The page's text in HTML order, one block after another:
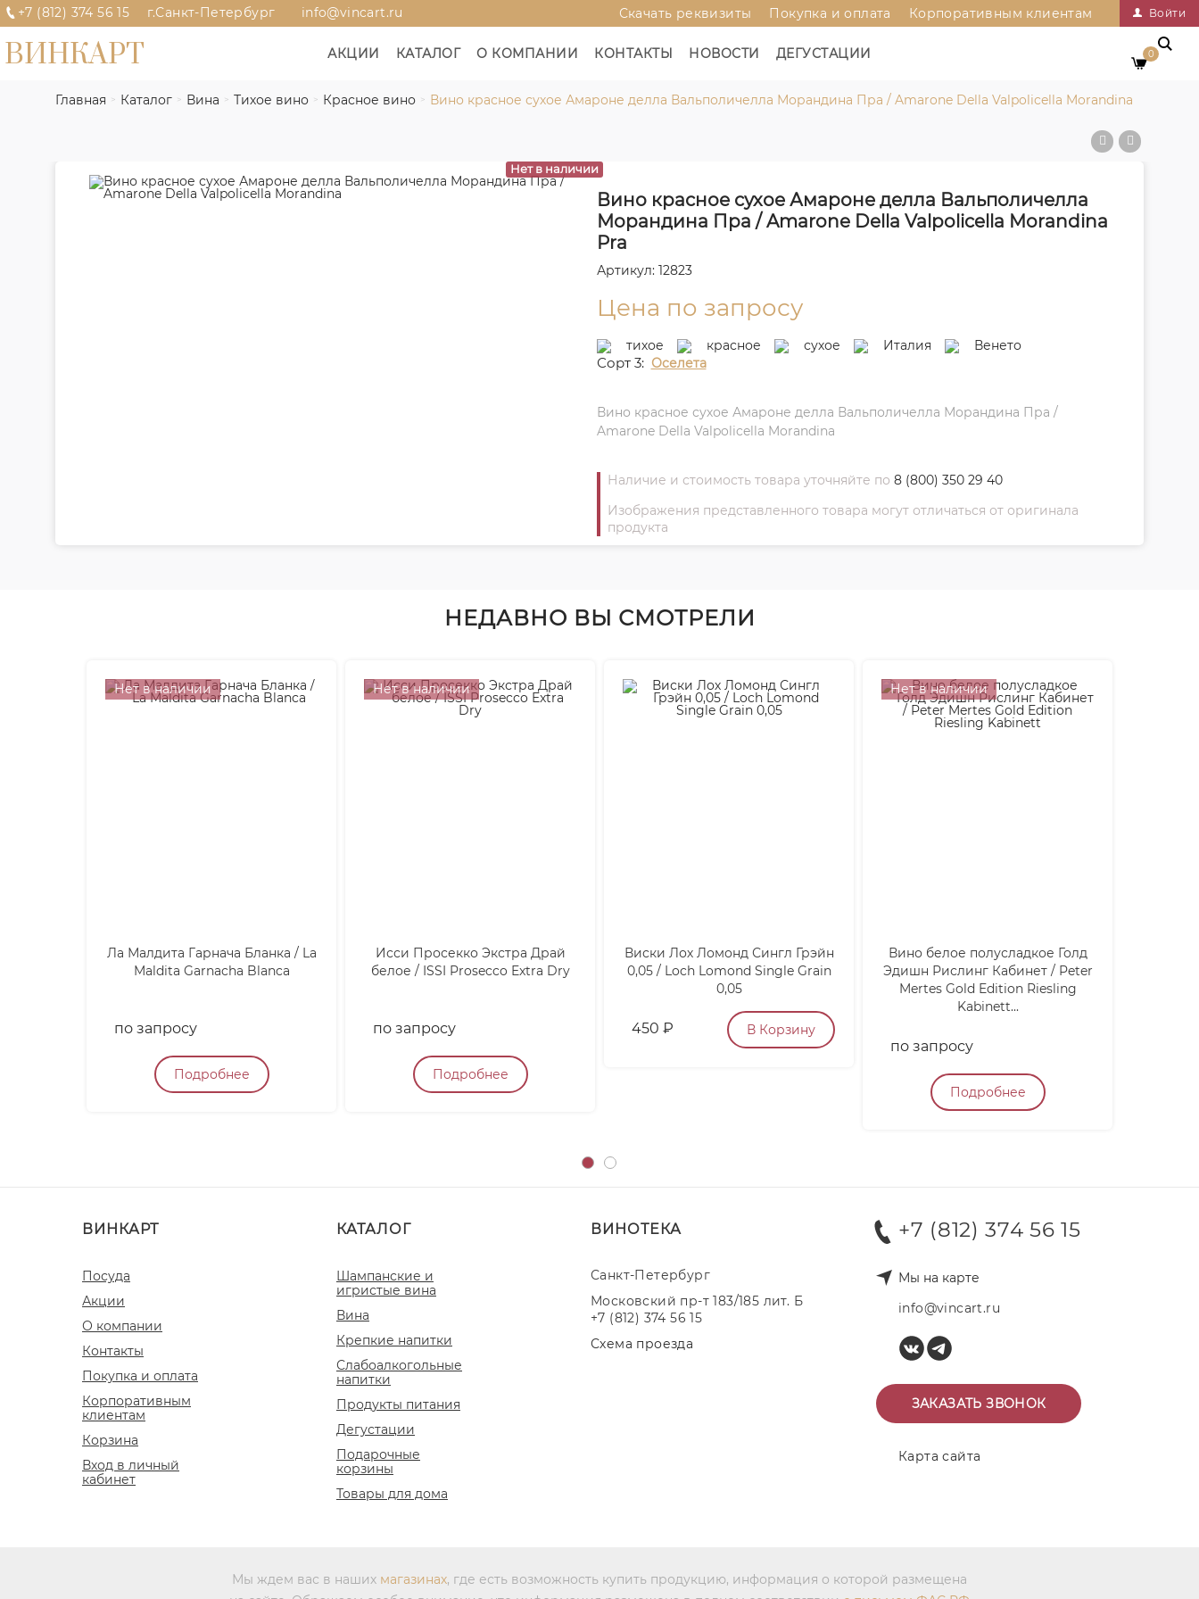
+7 (812) 374 56 15 г.Санкт-Петербург info@vincart.ru Войти
Скачать реквизиты Покупка и оплата Корпоративным клиентам
ВИНКАРТ АКЦИИ КАТАЛОГ О КОМПАНИИ КОНТАКТЫ НОВОСТИ ДЕГУСТАЦИИ 0
Главная Каталог Вина Тихое вино Красное вино Вино красное сухое Амароне делла Вальполичелла Морандина Пра / Amarone Della Valpolicella Morandina
Нет в наличии
Вино красное сухое Амароне делла Вальполичелла
Морандина Пра / Amarone Della Valpolicella Morandina
Pra
Артикул: 12823
Цена по запросу
тихое красное сухое Италия Венето
Сорт 3: Оселета
Вино красное сухое Амароне делла Вальполичелла Морандина Пра /
Amarone Della Valpolicella Morandina
Наличие и стоимость товара уточняйте по 8 (800) 350 29 40
Изображения представленного товара могут отличаться от оригинала
продукта
НЕДАВНО ВЫ СМОТРЕЛИ
Нет в наличии
Ла Малдита Гарнача Бланка / La
Maldita Garnacha Blanca
по запросу
Подробнее
Нет в наличии
Исси Просекко Экстра Драй
белое / ISSI Prosecco Extra Dry
по запросу
Подробнее
Виски Лох Ломонд Сингл Грэйн
0,05 / Loch Lomond Single Grain
0,05
450 ₽ В Корзину
Нет в наличии
Вино белое полусладкое Голд
Эдишн Рислинг Кабинет / Peter
Mertes Gold Edition Riesling
Kabinett...
по запросу
Подробнее
ВИНКАРТ
Посуда
Акции
О компании
Контакты
Покупка и оплата
Корпоративным
клиентам
Корзина
Вход в личный
кабинет
КАТАЛОГ
Шампанские и
игристые вина
Вина
Крепкие напитки
Слабоалкогольные
напитки
Продукты питания
Дегустации
Подарочные
корзины
Товары для дома
ВИНОТЕКА
Санкт-Петербург
Московский пр-т 183/185 лит. Б
+7 (812) 374 56 15
Схема проезда
+7 (812) 374 56 15
Мы на карте
info@vincart.ru
ЗАКАЗАТЬ ЗВОНОК
Карта сайта
Мы ждем вас в наших магазинах, где есть возможность купить продукцию, информация о которой размещена